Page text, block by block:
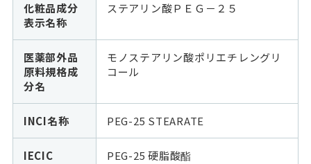
化粧品成分
表示名称
ステアリン酸ＰＥＧ－２５
医薬部外品
原料規格成
分名
モノステアリン酸ポリエチレングリ
コール
INCI名称 PEG-25 STEARATE
IECIC PEG-25 硬脂酸酯